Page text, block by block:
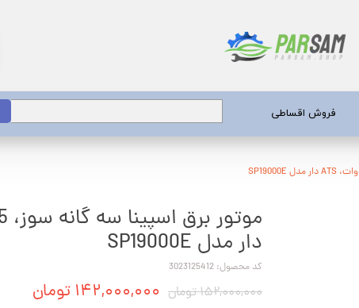
فروش اقساطی
دار مدل SP19000E
کد محصول: 3023125412
۱۵۲,۰۰۰,۰۰۰ تومان ۱۴۲,۰۰۰,۰۰۰ تومان